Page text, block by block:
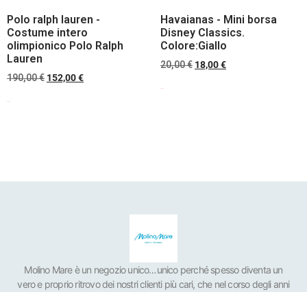
Polo ralph lauren -
Costume intero
olimpionico Polo Ralph
Lauren
190,00€ 152,00€
Havaianas - Mini borsa
Disney Classics.
Colore:Giallo
20,00€ 18,00€
Molino Mare è un negozio unico…unico perché spesso diventa un
vero e proprio ritrovo dei nostri clienti più cari, che nel corso degli anni